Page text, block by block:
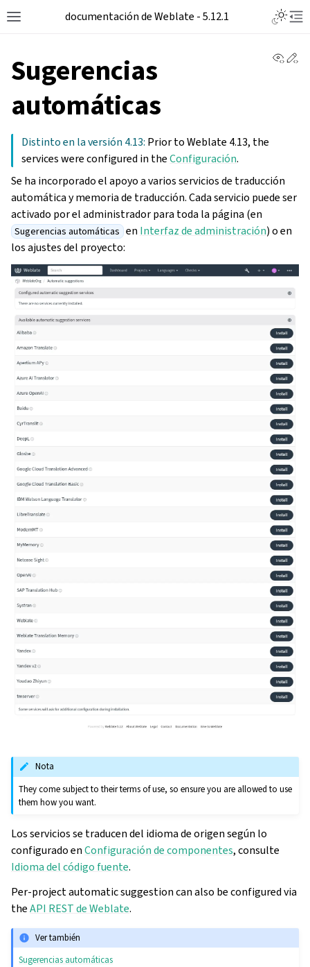
Toggle site navigation sidebar
documentación de Weblate - 5.12.1
navigation of Instrucciones de configuración
Sugerencias
automáticas
Distinto en la versión 4.13: Prior to Weblate 4.13, the
services were configured in theConfiguración.
Se ha incorporado el apoyo a varios servicios de traducción
automática y memoria de traducción. Cada servicio puede ser
activado por el administrador para toda la página (en
Sugerencias automáticas en Interfaz de administración) o en
los ajustes del proyecto:
Nota
They come subject to their terms of use, so ensure you are allowed to use
them how you want.
Los servicios se traducen del idioma de origen según lo
configurado enConfiguración de componentes, consulte
Idioma del código fuente.
Per-project automatic suggestion can also be configured via
theAPI REST de Weblate.
Ver también
Sugerencias automáticas